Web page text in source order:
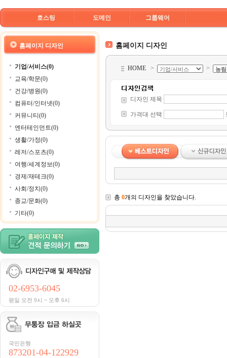
호스팅 도메인 그룹웨어
홈페이지 디자인
기업/서비스(0)
교육/학문(0)
건강/병원(0)
컴퓨터/인터넷(0)
커뮤니티(0)
엔터테인먼트(0)
생활/가정(0)
레저/스포츠(0)
여행/세계정보(0)
경제/재테크(0)
사회/정치(0)
종교/문화(0)
기타(0)
02-6953-6045
평일 오전 9시 ~ 오후 6시
국민은행
873201-04-122929
홈페이지 디자인
HOME > >
디자인 제목
가격대 선택
총 0개의 디자인을 찾았습니다.